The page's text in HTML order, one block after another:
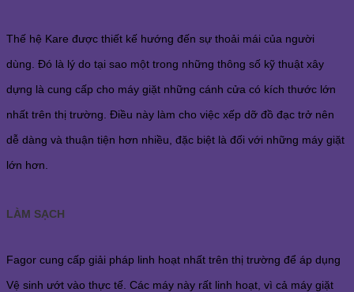
Thế hệ Kare được thiết kế hướng đến sự thoải mái của người
dùng. Đó là lý do tại sao một trong những thông số kỹ thuật xây
dựng là cung cấp cho máy giặt những cánh cửa có kích thước lớn
nhất trên thị trường. Điều này làm cho việc xếp dỡ đồ đạc trở nên
dễ dàng và thuận tiện hơn nhiều, đặc biệt là đối với những máy giặt
lớn hơn.
LÀM SẠCH
Fagor cung cấp giải pháp linh hoạt nhất trên thị trường để áp dụng
Vệ sinh ướt vào thực tế. Các máy này rất linh hoạt, vì cả máy giặt